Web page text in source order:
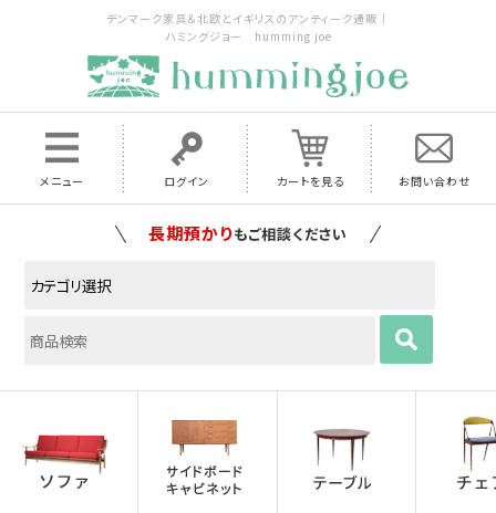
デンマーク家具＆北欧とイギリスのアンティーク通販｜
ハミングジョー humming joe
メニュー ログイン カートを見る お問い合わせ
長期預かりもご相談ください